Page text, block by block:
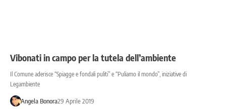
Vibonati in campo per la tutela dell’ambiente
Il Comune aderisce “Spiagge e fondali puliti” e “Puliamo il mondo”, iniziative di
Legambiente
Angela Bonora29 Aprile 2019